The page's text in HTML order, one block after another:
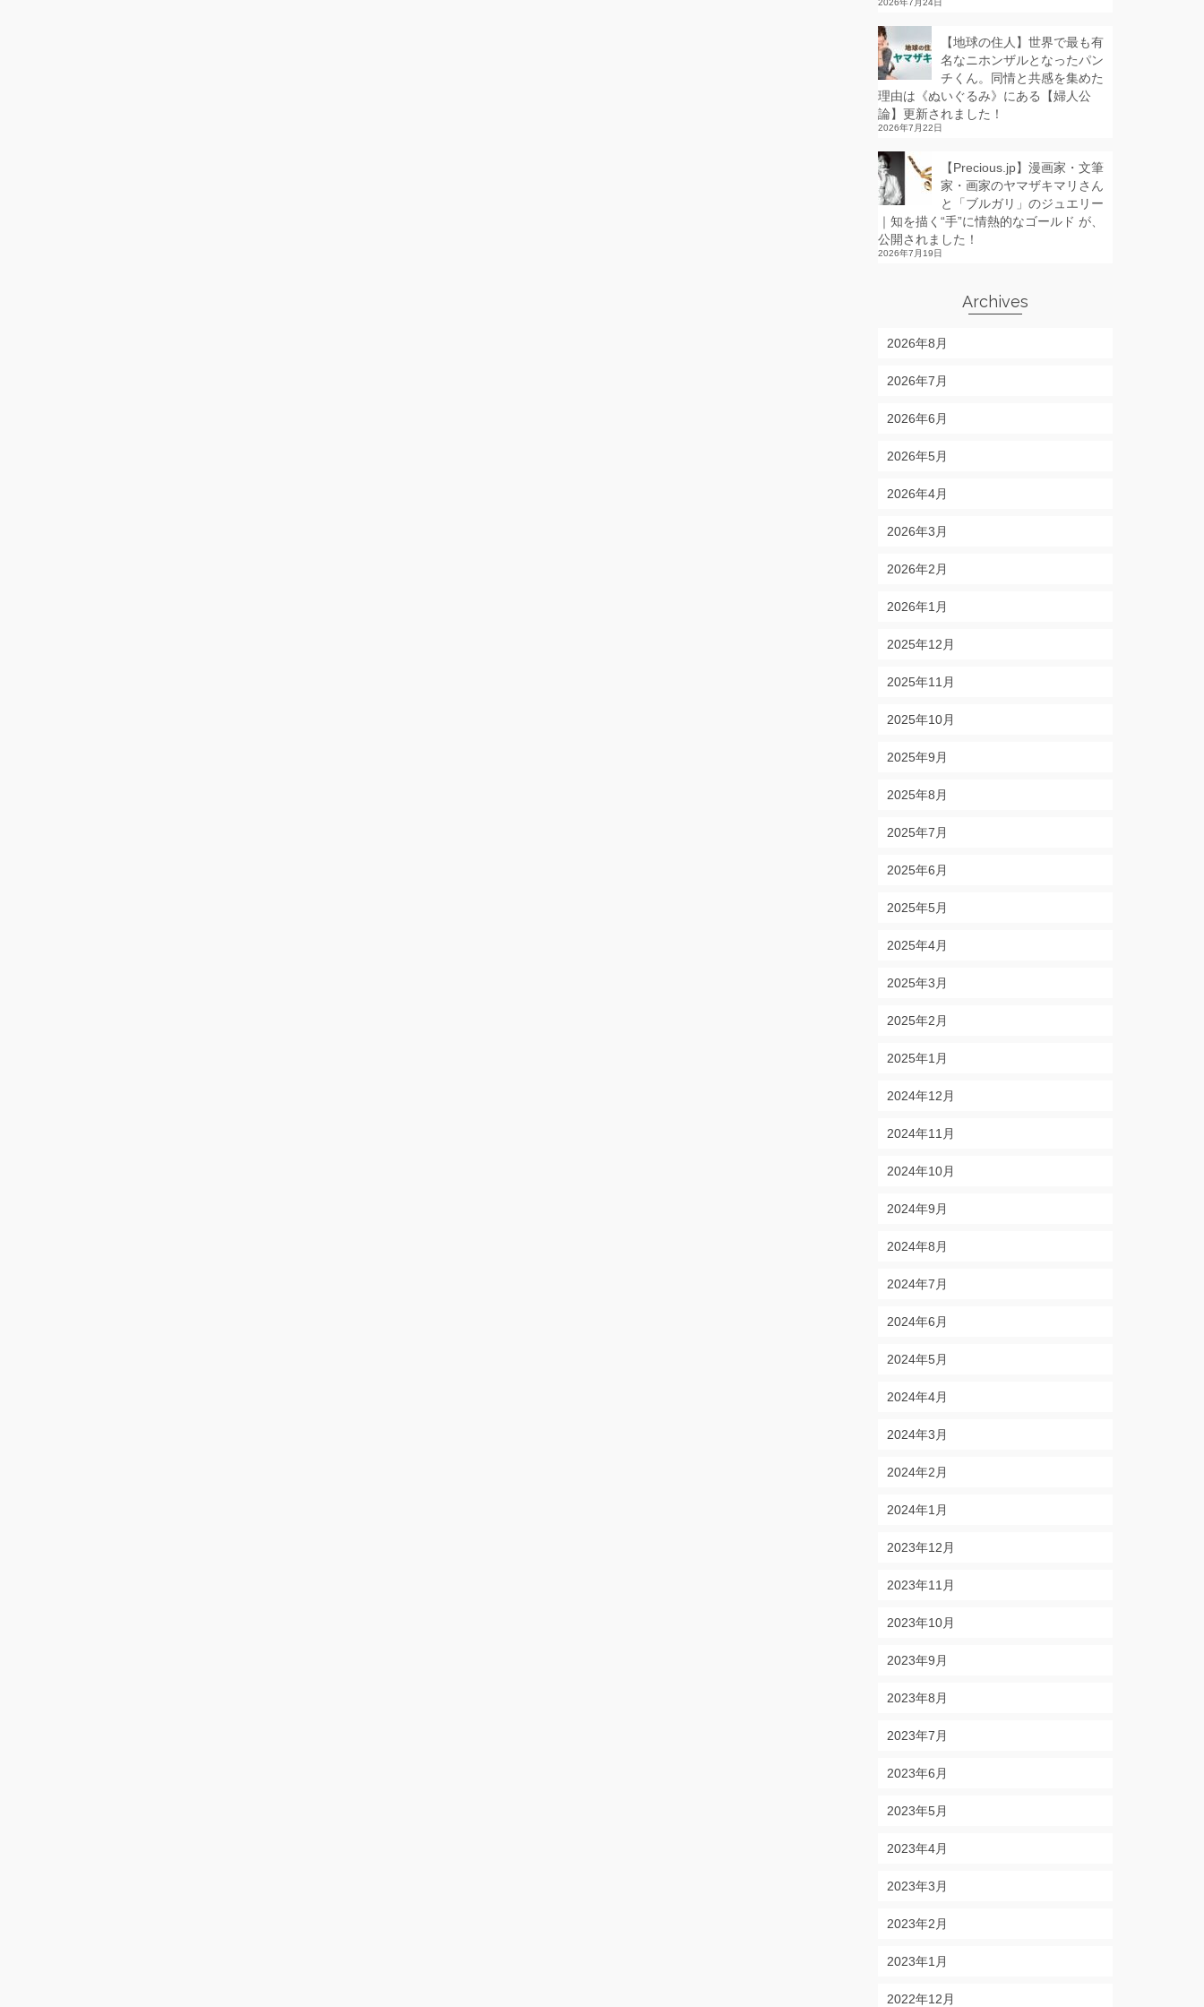
2026年7月24日
【地球の住人】世界で最も有
名なニホンザルとなったパン
チくん。同情と共感を集めた
理由は《ぬいぐるみ》にある【婦人公
論】更新されました！
2026年7月22日
【Precious.jp】漫画家・文筆
家・画家のヤマザキマリさん
と「ブルガリ」のジュエリー
｜知を描く“手”に情熱的なゴールド が、
公開されました！
2026年7月19日
Archives
2026年8月
2026年7月
2026年6月
2026年5月
2026年4月
2026年3月
2026年2月
2026年1月
2025年12月
2025年11月
2025年10月
2025年9月
2025年8月
2025年7月
2025年6月
2025年5月
2025年4月
2025年3月
2025年2月
2025年1月
2024年12月
2024年11月
2024年10月
2024年9月
2024年8月
2024年7月
2024年6月
2024年5月
2024年4月
2024年3月
2024年2月
2024年1月
2023年12月
2023年11月
2023年10月
2023年9月
2023年8月
2023年7月
2023年6月
2023年5月
2023年4月
2023年3月
2023年2月
2023年1月
2022年12月